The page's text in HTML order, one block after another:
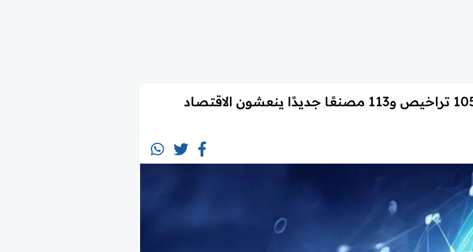
قفزة صناعية جديدة بالمملكة.. 105 تراخيص و113 مصنعًا جديدًا ينعشون الاقتصاد